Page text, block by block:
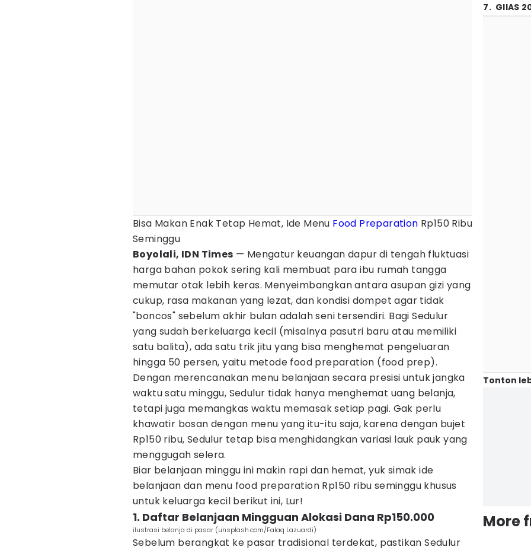
Bisa Makan Enak Tetap Hemat, Ide Menu Food Preparation Rp150 Ribu
Seminggu
Boyolali, IDN Times — Mengatur keuangan dapur di tengah fluktuasi
harga bahan pokok sering kali membuat para ibu rumah tangga
memutar otak lebih keras. Menyeimbangkan antara asupan gizi yang
cukup, rasa makanan yang lezat, dan kondisi dompet agar tidak
"boncos" sebelum akhir bulan adalah seni tersendiri. Bagi Sedulur
yang sudah berkeluarga kecil (misalnya pasutri baru atau memiliki
satu balita), ada satu trik jitu yang bisa menghemat pengeluaran
hingga 50 persen, yaitu metode food preparation (food prep).
Dengan merencanakan menu belanjaan secara presisi untuk jangka
waktu satu minggu, Sedulur tidak hanya menghemat uang belanja,
tetapi juga memangkas waktu memasak setiap pagi. Gak perlu
khawatir bosan dengan menu yang itu-itu saja, karena dengan bujet
Rp150 ribu, Sedulur tetap bisa menghidangkan variasi lauk pauk yang
menggugah selera.
Biar belanjaan minggu ini makin rapi dan hemat, yuk simak ide
belanjaan dan menu food preparation Rp150 ribu seminggu khusus
untuk keluarga kecil berikut ini, Lur!
1. Daftar Belanjaan Mingguan Alokasi Dana Rp150.000
ilustrasi belanja di pasar (unsplash.com/Falaq Lazuardi)
Sebelum berangkat ke pasar tradisional terdekat, pastikan Sedulur
7. GIIAS
Tonton
More